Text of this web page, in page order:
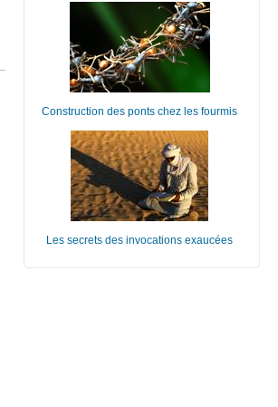
Construction des ponts chez les fourmis
Les secrets des invocations exaucées